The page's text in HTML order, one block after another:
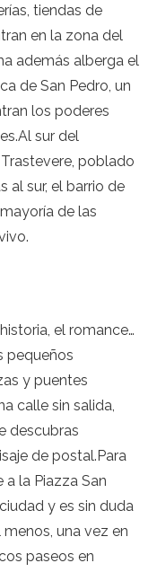
tiendas de
en la zona del
además alberga el
de San Pedro, un
los poderes
sur del
poblado
al sur, el barrio de
de las
el romance…
pequeños
y puentes
calle sin salida,
descubras
de postal.Para
la Piazza San
y es sin duda
una vez en
paseos en